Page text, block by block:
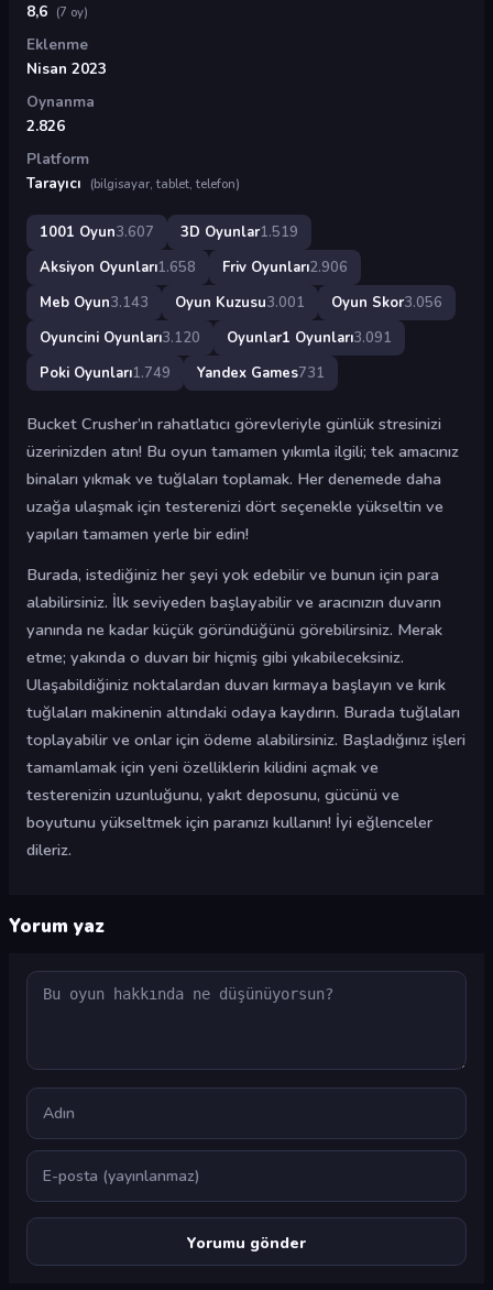
8,6 (7 oy)
Eklenme
Nisan 2023
Oynanma
2.826
Platform
Tarayıcı
(bilgisayar, tablet, telefon)
1001 Oyun3.607 3D Oyunlar1.519
Aksiyon Oyunları1.658 Friv Oyunları2.906
Meb Oyun3.143 Oyun Kuzusu3.001 Oyun Skor3.056
Oyuncini Oyunları3.120 Oyunlar1 Oyunları3.091
Poki Oyunları1.749 Yandex Games731
Bucket Crusher’ın rahatlatıcı görevleriyle günlük stresinizi
üzerinizden atın! Bu oyun tamamen yıkımla ilgili; tek amacınız
binaları yıkmak ve tuğlaları toplamak. Her denemede daha
uzağa ulaşmak için testerenizi dört seçenekle yükseltin ve
yapıları tamamen yerle bir edin!
Burada, istediğiniz her şeyi yok edebilir ve bunun için para
alabilirsiniz. İlk seviyeden başlayabilir ve aracınızın duvarın
yanında ne kadar küçük göründüğünü görebilirsiniz. Merak
etme; yakında o duvarı bir hiçmiş gibi yıkabileceksiniz.
Ulaşabildiğiniz noktalardan duvarı kırmaya başlayın ve kırık
tuğlaları makinenin altındaki odaya kaydırın. Burada tuğlaları
toplayabilir ve onlar için ödeme alabilirsiniz. Başladığınız işleri
tamamlamak için yeni özelliklerin kilidini açmak ve
testerenizin uzunluğunu, yakıt deposunu, gücünü ve
boyutunu yükseltmek için paranızı kullanın! İyi eğlenceler
dileriz.
Yorum yaz
Yorum
Ad
E-posta